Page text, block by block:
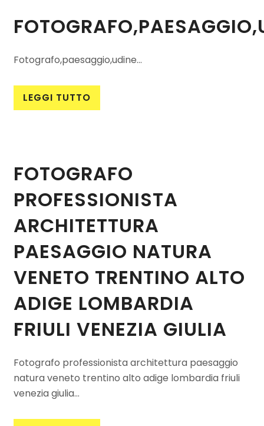
Fotografo,paesaggio,udine...
LEGGI TUTTO
FOTOGRAFO
PROFESSIONISTA
ARCHITETTURA
PAESAGGIO NATURA
VENETO TRENTINO ALTO
ADIGE LOMBARDIA
FRIULI VENEZIA GIULIA
Fotografo professionista architettura paesaggio
natura veneto trentino alto adige lombardia friuli
venezia giulia...